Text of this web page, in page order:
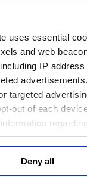
uses essential
and web
IP
targeted
out of each
Deny all
ー